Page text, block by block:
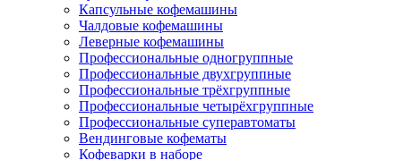
Капсульные кофемашины
Чалдовые кофемашины
Леверные кофемашины
Профессиональные одногруппные
Профессиональные двухгруппные
Профессиональные трёхгруппные
Профессиональные четырёхгруппные
Профессиональные суперавтоматы
Вендинговые кофематы
Кофеварки в наборе